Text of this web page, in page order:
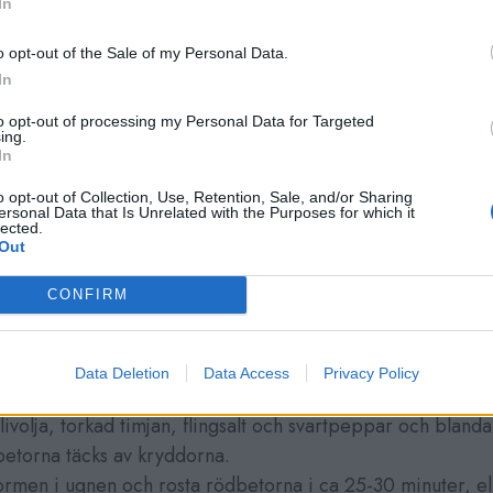
opt-out of the Sale of my Personal Data.
opt-out of processing my Personal Data for Targeted
opt-out of Collection, Use, Retention, Sale, and/or Sharing
Data that Is Unrelated with the Purposes for which it
CONFIRM
Data Deletion Data Access Privacy Policy
eller färsk timjan
för garnering
till 225 grader.
skala rödbetorna och skär dem i mindre bitar.
torkad timjan, flingsalt och svartpeppar och
täcks av kryddorna.
i ugnen och rosta rödbetorna i ca 25-30 minuter,